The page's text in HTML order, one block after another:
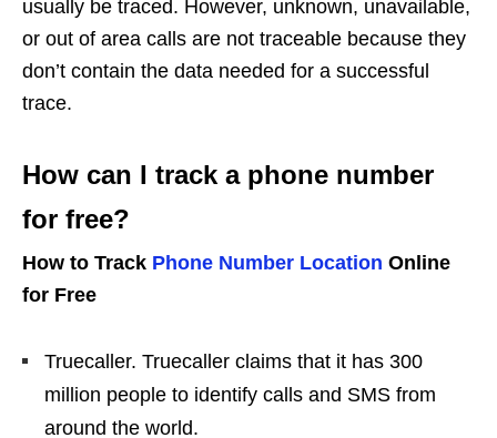
usually be traced. However, unknown, unavailable,
or out of area calls are not traceable because they
don’t contain the data needed for a successful
trace.
How can I track a phone number
for free?
How to Track Phone Number Location Online
for Free
Truecaller. Truecaller claims that it has 300
million people to identify calls and SMS from
around the world.